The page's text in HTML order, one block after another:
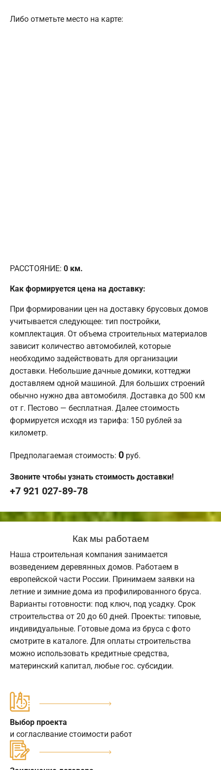
Либо отметьте место на карте:
РАССТОЯНИЕ: 0 км.
Как формируется цена на доставку:
При формировании цен на доставку брусовых домов
учитывается следующее: тип постройки,
комплектация. От объема строительных материалов
зависит количество автомобилей, которые
необходимо задействовать для организации
доставки. Небольшие дачные домики, коттеджи
доставляем одной машиной. Для больших строений
обычно нужно два автомобиля. Доставка до 500 км
от г. Пестово — бесплатная. Далее стоимость
формируется исходя из тарифа: 150 рублей за
километр.
Предполагаемая стоимость: 0 руб.
Звоните чтобы узнать стоимость доставки!
+7 921 027-89-78
Как мы работаем
Наша строительная компания занимается
возведением деревянных домов. Работаем в
европейской части России. Принимаем заявки на
летние и зимние дома из профилированного бруса.
Варианты готовности: под ключ, под усадку. Срок
строительства от 20 до 60 дней. Проекты: типовые,
индивидуальные. Готовые дома из бруса с фото
смотрите в каталоге. Для оплаты строительства
можно использовать кредитные средства,
материнский капитал, любые гос. субсидии.
Выбор проекта
и согласлвание стоимости работ